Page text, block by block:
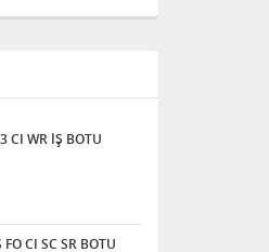
CI WR İŞ BOTU
CI SC SR BOTU